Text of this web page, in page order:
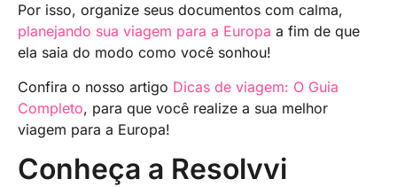
Por isso, organize seus documentos com calma,
planejando sua viagem para a Europa a fim de que
ela saia do modo como você sonhou!
Confira o nosso artigo Dicas de viagem: O Guia
Completo, para que você realize a sua melhor
viagem para a Europa!
Conheça a Resolvvi